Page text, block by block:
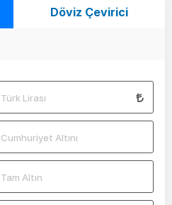
Döviz Çevirici
Türk Lirası
Cumhuriyet Altını
Tam Altın